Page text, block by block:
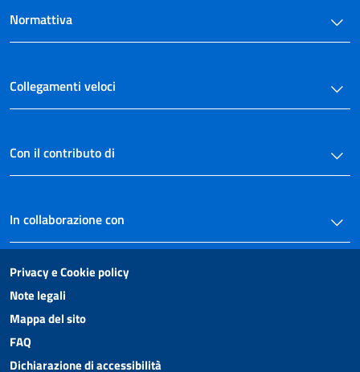
Normattiva
Collegamenti veloci
Con il contributo di
In collaborazione con
Privacy e Cookie policy
Note legali
Mappa del sito
FAQ
Dichiarazione di accessibilità